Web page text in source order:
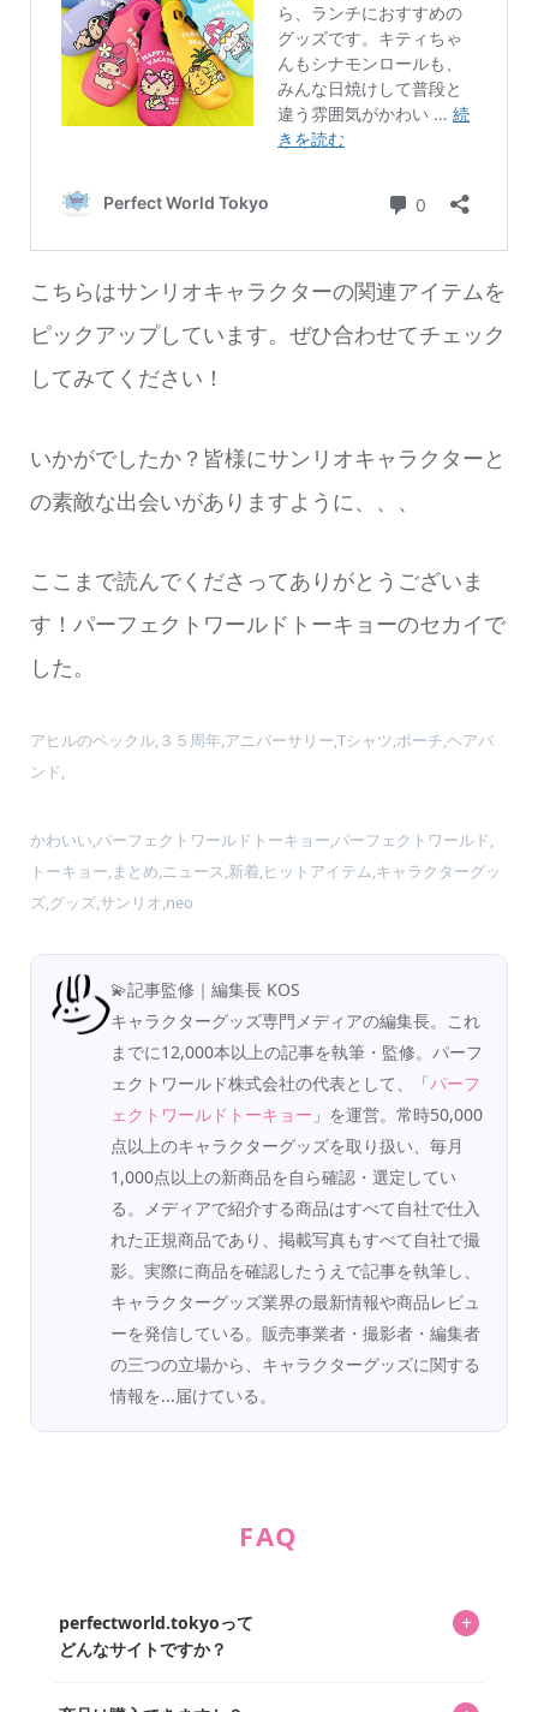
こちらはサンリオキャラクターの関連アイテムを
ピックアップしています。ぜひ合わせてチェック
してみてください！
いかがでしたか？皆様にサンリオキャラクターと
の素敵な出会いがありますように、、、
ここまで読んでくださってありがとうございま
す！パーフェクトワールドトーキョーのセカイで
した。
アヒルのペックル,３５周年,アニバーサリー,Tシャツ,ポーチ,ヘアバ
ンド,
かわいい,パーフェクトワールドトーキョー,パーフェクトワールド,
トーキョー,まとめ,ニュース,新着,ヒットアイテム,キャラクターグッ
ズ,グッズ,サンリオ,neo
💫記事監修｜編集長 KOS
キャラクターグッズ専門メディアの編集長。これ
までに12,000本以上の記事を執筆・監修。パーフ
ェクトワールド株式会社の代表として、「パーフ
ェクトワールドトーキョー 」を運営。常時50,000
点以上のキャラクターグッズを取り扱い、毎月
1,000点以上の新商品を自ら確認・選定してい
る。メディアで紹介する商品はすべて自社で仕入
れた正規商品であり、掲載写真もすべて自社で撮
影。実際に商品を確認したうえで記事を執筆し、
キャラクターグッズ業界の最新情報や商品レビュ
ーを発信している。販売事業者・撮影者・編集者
の三つの立場から、キャラクターグッズに関する
情報を...届けている。
FAQ
perfectworld.tokyoって
どんなサイトですか？
+